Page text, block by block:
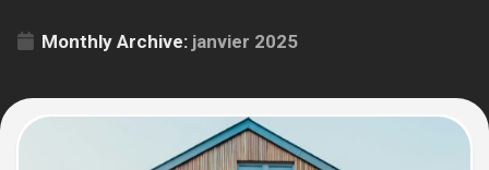
Monthly Archive: janvier 2025